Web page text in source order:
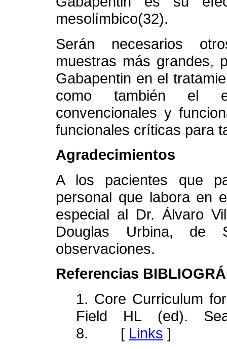
mesolímbico(32).
Serán necesarios
muestras más grandes,
Gabapentin en el
como también el
convencionales y
funcionales críticas para
Agradecimientos
A los pacientes que
personal que labora en
especial al Dr. Álvaro
Douglas Urbina, de
observaciones.
Referencias
1. Core Curriculum
Field HL (ed).
8. [ Links ]